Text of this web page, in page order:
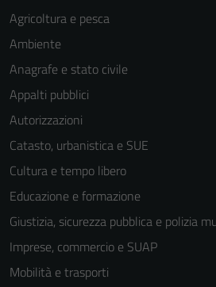
Agricoltura e pesca
Ambiente
Anagrafe e stato civile
Appalti pubblici
Autorizzazioni
Catasto, urbanistica e SUE
Cultura e tempo libero
Educazione e formazione
Giustizia, sicurezza pubblica e polizia
Imprese, commercio e SUAP
Mobilità e trasporti